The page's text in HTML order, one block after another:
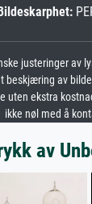
Bildeskarphet:
justeringer av
beskjæring av
uten ekstra
ikke nøl med å
av